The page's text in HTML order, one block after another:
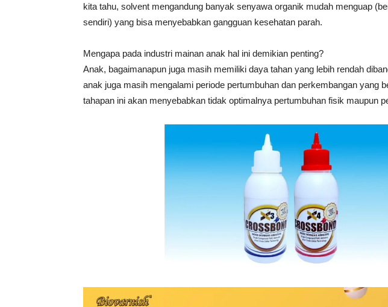
kita tahu, solvent mengandung banyak senyawa organik mudah menguap
sendiri) yang bisa menyebabkan gangguan kesehatan parah.
Mengapa pada industri mainan anak hal ini demikian penting?
Anak, bagaimanapun juga masih memiliki daya tahan yang lebih rendah
anak juga masih mengalami periode pertumbuhan dan perkembangan yang
tahapan ini akan menyebabkan tidak optimalnya pertumbuhan fisik maupun